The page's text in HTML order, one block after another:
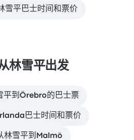
雪平巴士时间和票价
林雪平出发
平到Örebro的巴士票
巴士时间和票价
林雪平到Malmö